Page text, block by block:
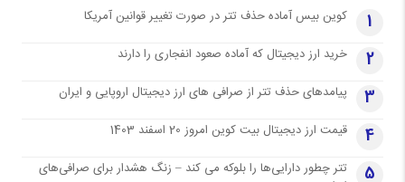
1 کوین بیس آماده حذف تتر در صورت تغییر قوانین آمریکا
2 خرید ارز دیجیتال که آماده صعود انفجاری را دارند
3 پیامدهای حذف تتر از صرافی های ارز دیجیتال اروپایی و ایران
4 قیمت ارز دیجیتال بیت کوین امروز 20 اسفند 1403
5
تتر چطور دارایی‌ها را بلوکه می کند – زنگ هشدار برای صرافی‌های